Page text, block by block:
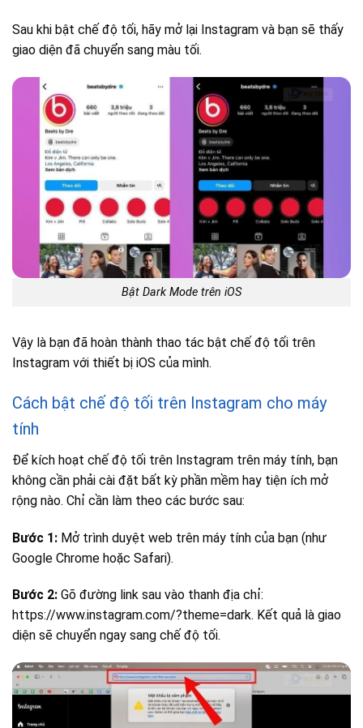
Sau khi bật chế độ tối, hãy mở lại Instagram và bạn sẽ thấy
giao diện đã chuyển sang màu tối.
Bật Dark Mode trên iOS
Vậy là bạn đã hoàn thành thao tác bật chế độ tối trên
Instagram với thiết bị iOS của mình.
Cách bật chế độ tối trên Instagram cho máy
tính
Để kích hoạt chế độ tối trên Instagram trên máy tính, bạn
không cần phải cài đặt bất kỳ phần mềm hay tiện ích mở
rộng nào. Chỉ cần làm theo các bước sau:
Bước 1: Mở trình duyệt web trên máy tính của bạn (như
Google Chrome hoặc Safari).
Bước 2: Gõ đường link sau vào thanh địa chỉ:
https://www.instagram.com/?theme=dark. Kết quả là giao
diện sẽ chuyển ngay sang chế độ tối.